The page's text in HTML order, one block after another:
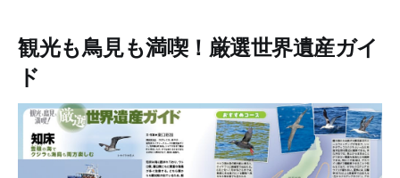
観光も鳥見も満喫！厳選世界遺産ガイ
ド